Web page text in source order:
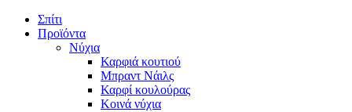
Σπίτι
Προϊόντα
Νύχια
Καρφιά κουτιού
Μπραντ Νάιλς
Καρφί κουλούρας
Κοινά νύχια